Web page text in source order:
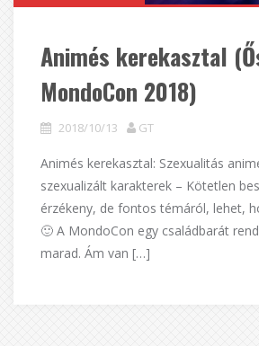
Animés kerekasztal
MondoCon 2018)
2018/10/13 GT
Animés kerekasztal: Szexualitás
szexualizált karakterek – Kötetlen
érzékeny, de fontos témáról, lehet,
🙂 A MondoCon egy családbarát
marad. Ám van […]